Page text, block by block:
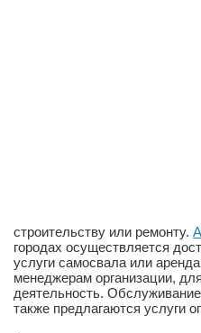
строительству или ремонту.
городах осуществляется
услуги самосвала или
менеджерам организации,
деятельность.
также предлагаются услуги